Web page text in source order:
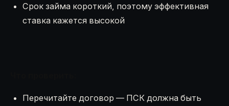
Срок займа короткий, поэтому эффективная
ставка кажется высокой
Перечитайте договор — ПСК должна быть